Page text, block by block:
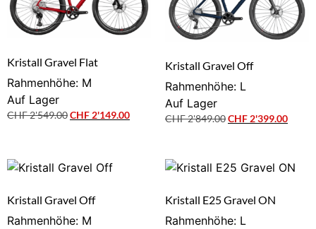
Kristall Gravel Flat
Rahmenhöhe: M
Auf Lager
CHF2'549.00CHF 2'149.00
Kristall Gravel Off
Rahmenhöhe: L
Auf Lager
CHF2'849.00CHF 2'399.00
Kristall Gravel Off
Rahmenhöhe: M
Kristall E25 Gravel ON
Rahmenhöhe: L